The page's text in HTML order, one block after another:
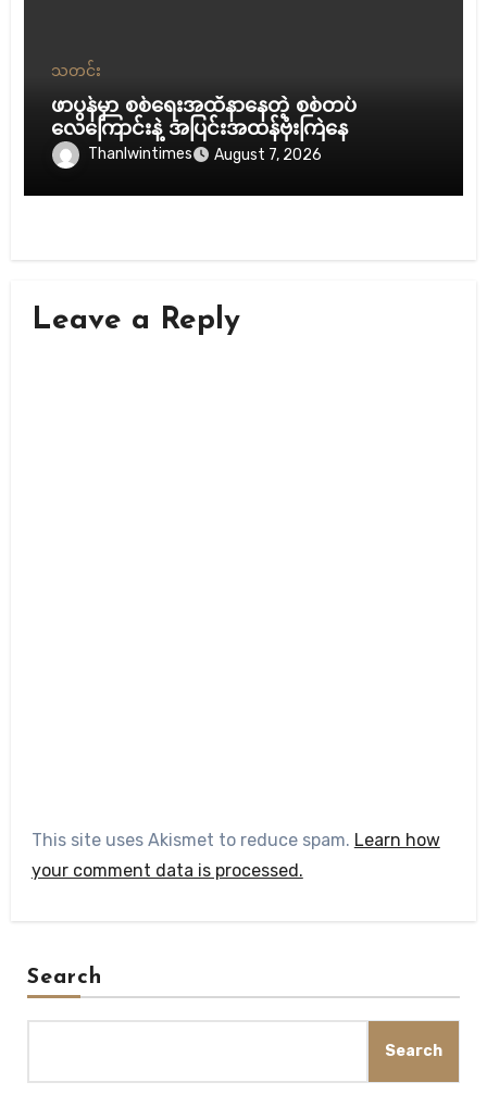
သတင်း
ဖာပွန်မှာ စစ်ရေးအထိနာနေတဲ့ စစ်တပ်
လေကြောင်းနဲ့ အပြင်းအထန်ဗုံးကြဲနေ
Thanlwintimes August 7, 2026
Leave a Reply
This site uses Akismet to reduce spam. Learn how
your comment data is processed.
Search
Search